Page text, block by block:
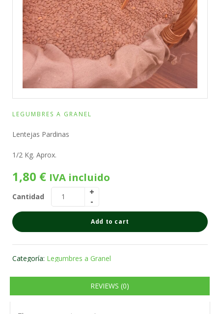
LEGUMBRES A GRANEL
Lentejas Pardinas
1/2 Kg. Aprox.
1,80 € IVA incluido
Cantidad
Add to cart
Categoría: Legumbres a Granel
REVIEWS (0)